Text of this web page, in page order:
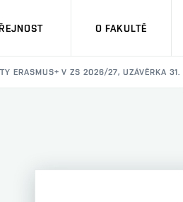
O FAKULTĚ
ERASMUS+ V ZS 2026/27, UZÁVĚRKA